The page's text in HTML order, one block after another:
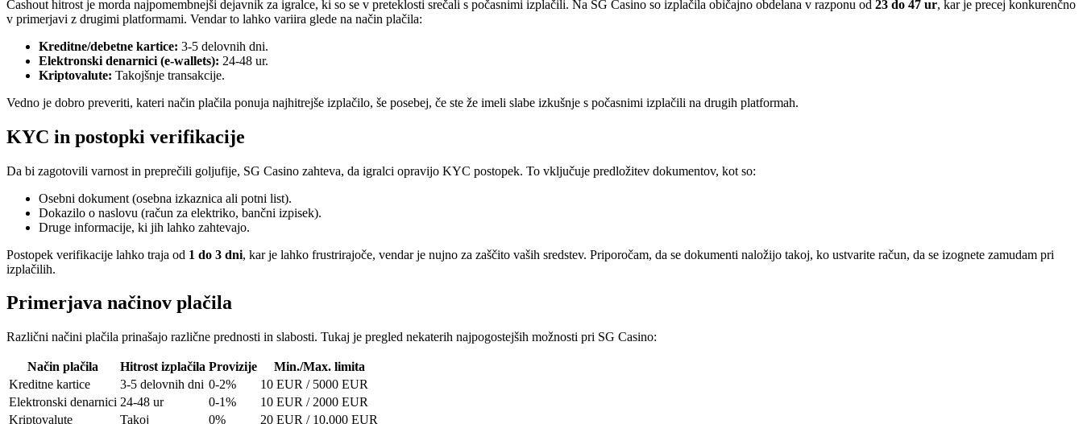
Cashout hitrost je morda najpomembnejši dejavnik za igralce, ki so se v preteklosti srečali s počasnimi izplačili. Na SG Casino so izplačila običajno obdelana v razponu od 23 do 47 ur, kar je precej konkurenčno
v primerjavi z drugimi platformami. Vendar to lahko variira glede na način plačila:
Kreditne/debetne kartice: 3-5 delovnih dni.
Elektronski denarnici (e-wallets): 24-48 ur.
Kriptovalute: Takojšnje transakcije.
Vedno je dobro preveriti, kateri način plačila ponuja najhitrejše izplačilo, še posebej, če ste že imeli slabe izkušnje s počasnimi izplačili na drugih platformah.
KYC in postopki verifikacije
Da bi zagotovili varnost in preprečili goljufije, SG Casino zahteva, da igralci opravijo KYC postopek. To vključuje predložitev dokumentov, kot so:
Osebni dokument (osebna izkaznica ali potni list).
Dokazilo o naslovu (račun za elektriko, bančni izpisek).
Druge informacije, ki jih lahko zahtevajo.
Postopek verifikacije lahko traja od 1 do 3 dni, kar je lahko frustrirajoče, vendar je nujno za zaščito vaših sredstev. Priporočam, da se dokumenti naložijo takoj, ko ustvarite račun, da se izognete zamudam pri
izplačilih.
Primerjava načinov plačila
Različni načini plačila prinašajo različne prednosti in slabosti. Tukaj je pregled nekaterih najpogostejših možnosti pri SG Casino:
Način plačila Hitrost izplačila Provizije
Min./Max. limita
Kreditne kartice
3-5 delovnih dni 0-2%
10 EUR / 5000 EUR
Elektronski denarnici 24-48 ur 0-1%
10 EUR / 2000 EUR
Kriptovalute
Takoj 0% 20 EUR / 10,000 EUR